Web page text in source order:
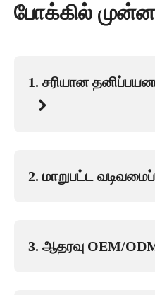
போக்கில்
1. சரியான

2. மாறுபட்ட
3. ஆதரவு OEM/